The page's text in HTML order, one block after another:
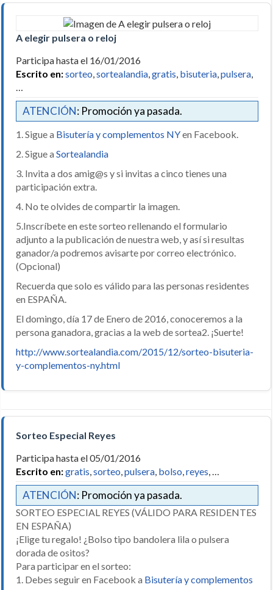
A elegir pulsera o reloj
Participa hasta el 16/01/2016
Escrito en:sorteo sortealandia gratis bisuteria pulsera
ATENCIÓN: Promoción ya pasada.
1. Sigue a Bisutería y complementos NYen Facebook.
2. Sigue a Sortealandia
3. Invita a dos amig@s y si invitas a cinco tienes una
participación extra.
4. No te olvides de compartir la imagen.
5.Inscríbete en este sorteo rellenando el formulario
adjunto a la publicación de nuestra web, y así si resultas
ganador/a podremos avisarte por correo electrónico.
(Opcional)
Recuerda que solo es válido para las personas residentes
en ESPAÑA.
El domingo, día 17 de Enero de 2016, conoceremos a la
persona ganadora, gracias a la web de sortea2. ¡Suerte!
http://www.sortealandia.com/2015/12/sorteo-bisuteria-
y-complementos-ny.html
Sorteo Especial Reyes
Participa hasta el 05/01/2016
Escrito en:gratis sorteo pulsera bolso reyes
ATENCIÓN: Promoción ya pasada.
SORTEO ESPECIAL REYES (VÁLIDO PARA RESIDENTES
EN ESPAÑA)
¡Elige tu regalo! ¿Bolso tipo bandolera lila o pulsera
dorada de ositos?
Para participar en el sorteo:
1. Debes seguir en Facebook a Bisutería y complementos